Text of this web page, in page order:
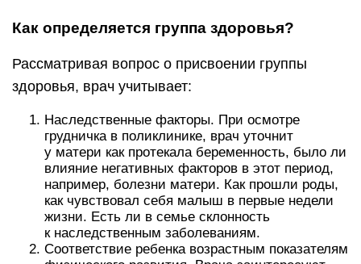
Как определяется группа здоровья?
Рассматривая вопрос о присвоении группы
здоровья, врач учитывает:
Наследственные факторы. При осмотре
грудничка в поликлинике, врач уточнит
у матери как протекала беременность, было ли
влияние негативных факторов в этот период,
например, болезни матери. Как прошли роды,
как чувствовал себя малыш в первые недели
жизни. Есть ли в семье склонность
к наследственным заболеваниям.
Соответствие ребенка возрастным показателям